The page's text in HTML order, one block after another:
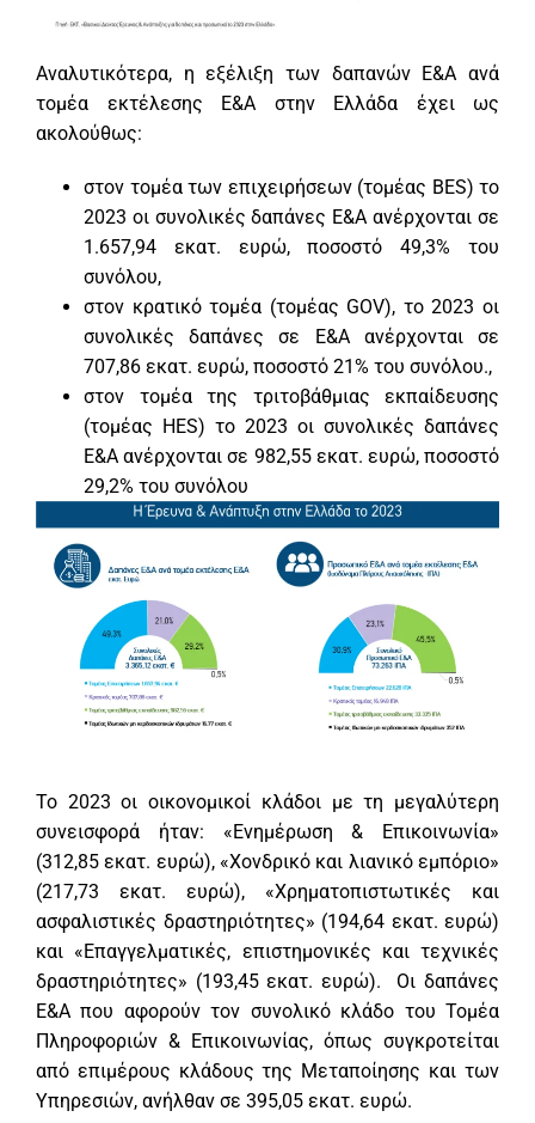
Αναλυτικότερα, η εξέλιξη των δαπανών Ε&Α ανά
τομέα εκτέλεσης Ε&Α στην Ελλάδα έχει ως
ακολούθως:
στον τομέα των επιχειρήσεων (τομέας BES) το
2023 οι συνολικές δαπάνες Ε&Α ανέρχονται σε
1.657,94 εκατ. ευρώ, ποσοστό 49,3% του
συνόλου,
στον κρατικό τομέα (τομέας GOV), το 2023 οι
συνολικές δαπάνες σε Ε&Α ανέρχονται σε
707,86 εκατ. ευρώ, ποσοστό 21% του συνόλου.,
στον τομέα της τριτοβάθμιας εκπαίδευσης
(τομέας HES) το 2023 οι συνολικές δαπάνες
Ε&Α ανέρχονται σε 982,55 εκατ. ευρώ, ποσοστό
29,2% του συνόλου
Το 2023 οι οικονομικοί κλάδοι με τη μεγαλύτερη
συνεισφορά ήταν: «Ενημέρωση & Επικοινωνία»
(312,85 εκατ. ευρώ), «Χονδρικό και λιανικό εμπόριο»
(217,73 εκατ. ευρώ), «Χρηματοπιστωτικές και
ασφαλιστικές δραστηριότητες» (194,64 εκατ. ευρώ)
και «Επαγγελματικές, επιστημονικές και τεχνικές
δραστηριότητες» (193,45 εκατ. ευρώ). Οι δαπάνες
Ε&Α που αφορούν τον συνολικό κλάδο του Τομέα
Πληροφοριών & Επικοινωνίας, όπως συγκροτείται
από επιμέρους κλάδους της Μεταποίησης και των
Υπηρεσιών, ανήλθαν σε 395,05 εκατ. ευρώ.